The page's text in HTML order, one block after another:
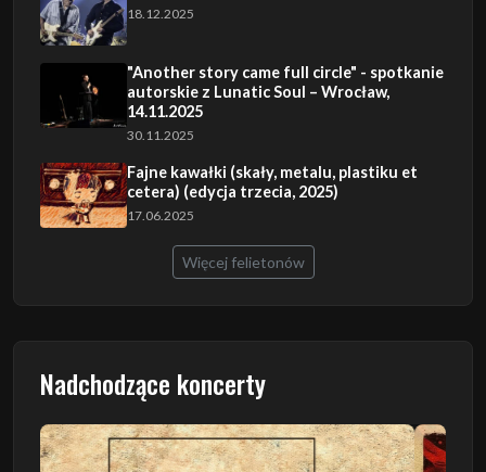
18.12.2025
"Another story came full circle" - spotkanie
autorskie z Lunatic Soul – Wrocław,
14.11.2025
30.11.2025
Fajne kawałki (skały, metalu, plastiku et
cetera) (edycja trzecia, 2025)
17.06.2025
Więcej felietonów
Nadchodzące koncerty